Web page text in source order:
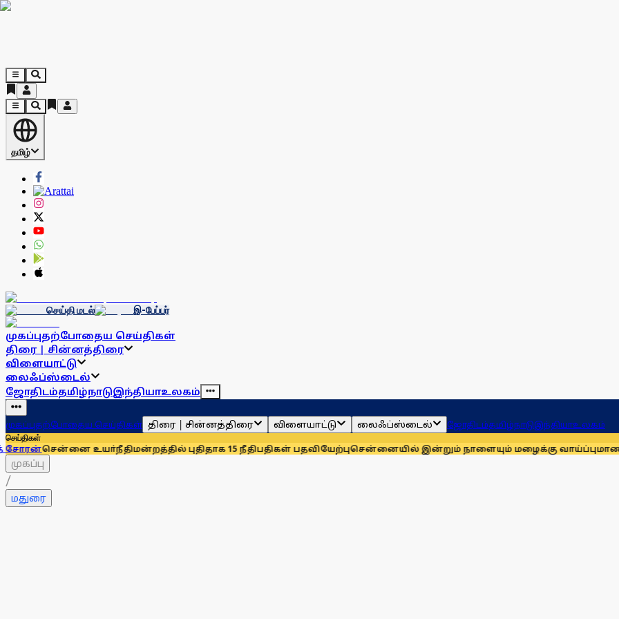
தமிழ்
செய்தி மடல் இ-பேப்பர்
முகப்புதற்போதைய செய்திகள்
திரை | சின்னத்திரை
விளையாட்டு
லைஃப்ஸ்டைல்
ஜோதிடம்தமிழ்நாடுஇந்தியாஉலகம்
முகப்புதற்போதைய செய்திகள் திரை | சின்னத்திரை விளையாட்டு லைஃப்ஸ்டைல் ஜோதிடம்தமிழ்நாடுஇந்தியாஉலகம்
செய்திகள்
உயா்நீதிமன்றத்தில் புதிதாக 15 நீதிபதிகள் பதவியேற்புசென்னையில் இன்றும் நாளையும் மழைக்கு வாய்ப்பு
முகப்பு
/
மதுரை